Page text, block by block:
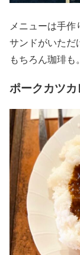
メニューは手
サンドがいただ
もちろん珈琲も。
ポークカツカ